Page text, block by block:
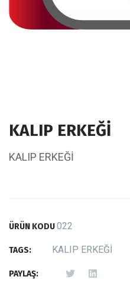
KALIP ERKEĞİ
KALIP ERKEĞİ
ÜRÜN KODU022
TAGS: KALIP ERKEĞİ
PAYLAŞ: